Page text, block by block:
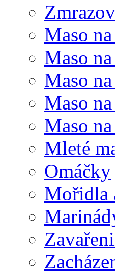
Maso
Maso
Maso
Maso
Maso
Mleté
Omáčky
Mořidla